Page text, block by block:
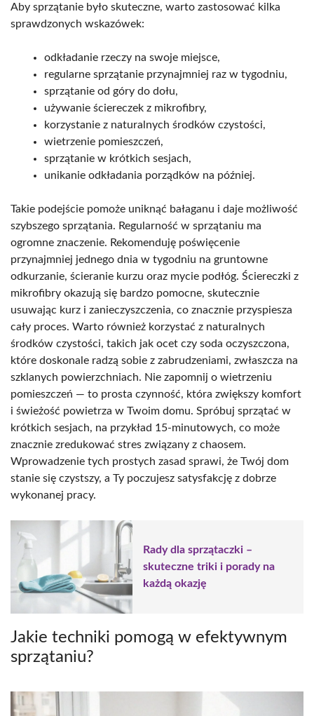
Aby sprzątanie było skuteczne, warto zastosować kilka
sprawdzonych wskazówek:
odkładanie rzeczy na swoje miejsce,
regularne sprzątanie przynajmniej raz w tygodniu,
sprzątanie od góry do dołu,
używanie ściereczek z mikrofibry,
korzystanie z naturalnych środków czystości,
wietrzenie pomieszczeń,
sprzątanie w krótkich sesjach,
unikanie odkładania porządków na później.
Takie podejście pomoże uniknąć bałaganu i daje możliwość
szybszego sprzątania. Regularność w sprzątaniu ma
ogromne znaczenie. Rekomenduję poświęcenie
przynajmniej jednego dnia w tygodniu na gruntowne
odkurzanie, ścieranie kurzu oraz mycie podłóg. Ściereczki z
mikrofibry okazują się bardzo pomocne, skutecznie
usuwając kurz i zanieczyszczenia, co znacznie przyspiesza
cały proces. Warto również korzystać z naturalnych
środków czystości, takich jak ocet czy soda oczyszczona,
które doskonale radzą sobie z zabrudzeniami, zwłaszcza na
szklanych powierzchniach. Nie zapomnij o wietrzeniu
pomieszczeń — to prosta czynność, która zwiększy komfort
i świeżość powietrza w Twoim domu. Spróbuj sprzątać w
krótkich sesjach, na przykład 15-minutowych, co może
znacznie zredukować stres związany z chaosem.
Wprowadzenie tych prostych zasad sprawi, że Twój dom
stanie się czystszy, a Ty poczujesz satysfakcję z dobrze
wykonanej pracy.
Rady dla sprzątaczki –
skuteczne triki i porady na
każdą okazję
Jakie techniki pomogą w efektywnym
sprzątaniu?